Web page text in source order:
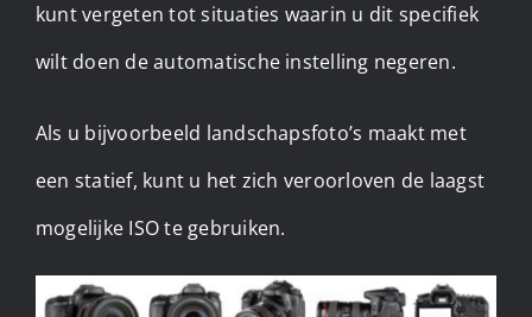
kunt vergeten tot situaties waarin u dit specifiek
wilt doen de automatische instelling negeren.
Als u bijvoorbeeld landschapsfoto’s maakt met
een statief, kunt u het zich veroorloven de laagst
mogelijke ISO te gebruiken.